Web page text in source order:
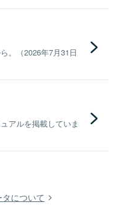
。（2026年7月31日
アルを掲載していま
について